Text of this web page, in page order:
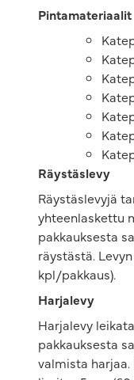
Pintamateriaalit
Räystäslevy
Räystäslevyjä
yhteenlaskettu
pakkauksesta
räystästä.
kpl/pakkaus).
Harjalevy
Harjalevy
pakkauksesta
valmista harjaa.